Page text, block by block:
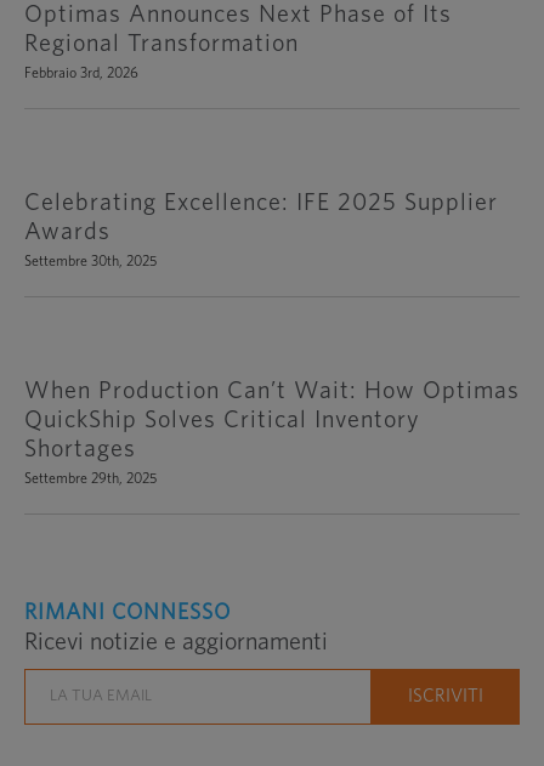
Optimas Announces Next Phase of Its
Regional Transformation
Febbraio 3rd, 2026
Celebrating Excellence: IFE 2025 Supplier
Awards
Settembre 30th, 2025
When Production Can’t Wait: How Optimas
QuickShip Solves Critical Inventory
Shortages
Settembre 29th, 2025
RIMANI CONNESSO
Ricevi notizie e aggiornamenti